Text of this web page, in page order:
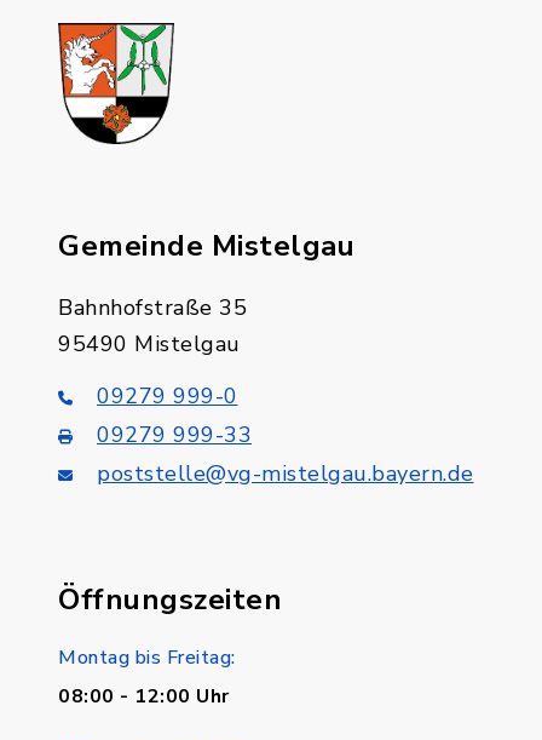
Gemeinde Mistelgau
Bahnhofstraße 35
95490 Mistelgau
09279 999-0
09279 999-33
poststelle@vg-mistelgau.bayern.de
Öffnungszeiten
Montag bis Freitag:
08:00 - 12:00 Uhr